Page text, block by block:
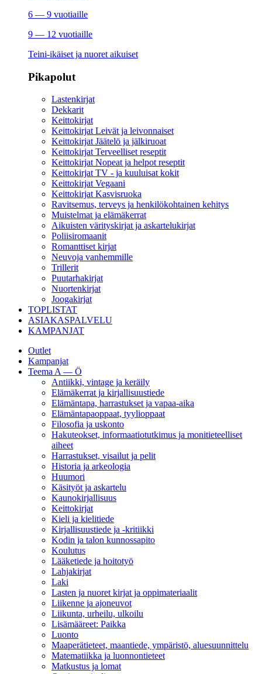
6 — 9 vuotiaille
9 — 12 vuotiaille
Teini-ikäiset ja nuoret aikuiset
Pikapolut
Lastenkirjat
Dekkarit
Keittokirjat
Keittokirjat Leivät ja leivonnaiset
Keittokirjat Jäätelö ja jälkiruoat
Keittokirjat Terveelliset reseptit
Keittokirjat Nopeat ja helpot reseptit
Keittokirjat TV - ja kuuluisat kokit
Keittokirjat Vegaani
Keittokirjat Kasvisruoka
Ravitsemus, terveys ja henkilökohtainen kehitys
Muistelmat ja elämäkerrat
Aikuisten värityskirjat ja askartelukirjat
Poliisiromaanit
Romanttiset kirjat
Neuvoja vanhemmille
Trillerit
Puutarhakirjat
Nuortenkirjat
Joogakirjat
TOPLISTAT
ASIAKASPALVELU
KAMPANJAT
Outlet
Kampanjat
Teema A — Ö
Antiikki, vintage ja keräily
Elämäkerrat ja kirjallisuustiede
Elämäntapa, harrastukset ja vapaa-aika
Elämäntapaoppaat, tyylioppaat
Filosofia ja uskonto
Hakuteokset, informaatiotutkimus ja monitieteelliset
aiheet
Harrastukset, visailut ja pelit
Historia ja arkeologia
Huumori
Käsityöt ja askartelu
Kaunokirjallisuus
Keittokirjat
Kieli ja kielitiede
Kirjallisuustiede ja -kritiikki
Kodin ja talon kunnossapito
Koulutus
Lääketiede ja hoitotyö
Lahjakirjat
Laki
Lasten ja nuoret kirjat ja oppimateriaalit
Liikenne ja ajoneuvot
Liikunta, urheilu, ulkoilu
Lisämääreet: Paikka
Luonto
Maaperätieteet, maantiede, ympäristö, aluesuunnittelu
Matematiikka ja luonnontieteet
Matkustus ja lomat